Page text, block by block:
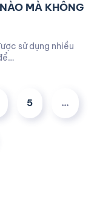
MÀ KHÔNG
sử dụng nhiều
5 …